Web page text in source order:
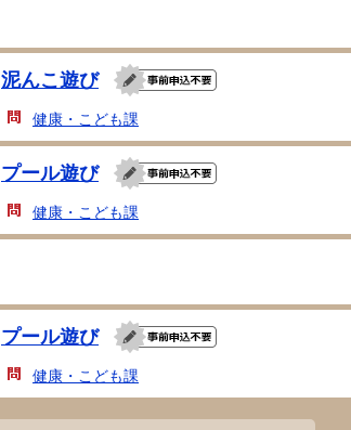
泥んこ遊び
健康・こども課
プール遊び
健康・こども課
プール遊び
健康・こども課